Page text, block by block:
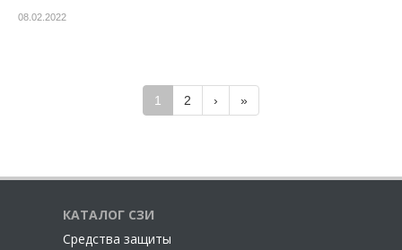
08.02.2022
1 2 › »
КАТАЛОГ СЗИ
Cредства защиты